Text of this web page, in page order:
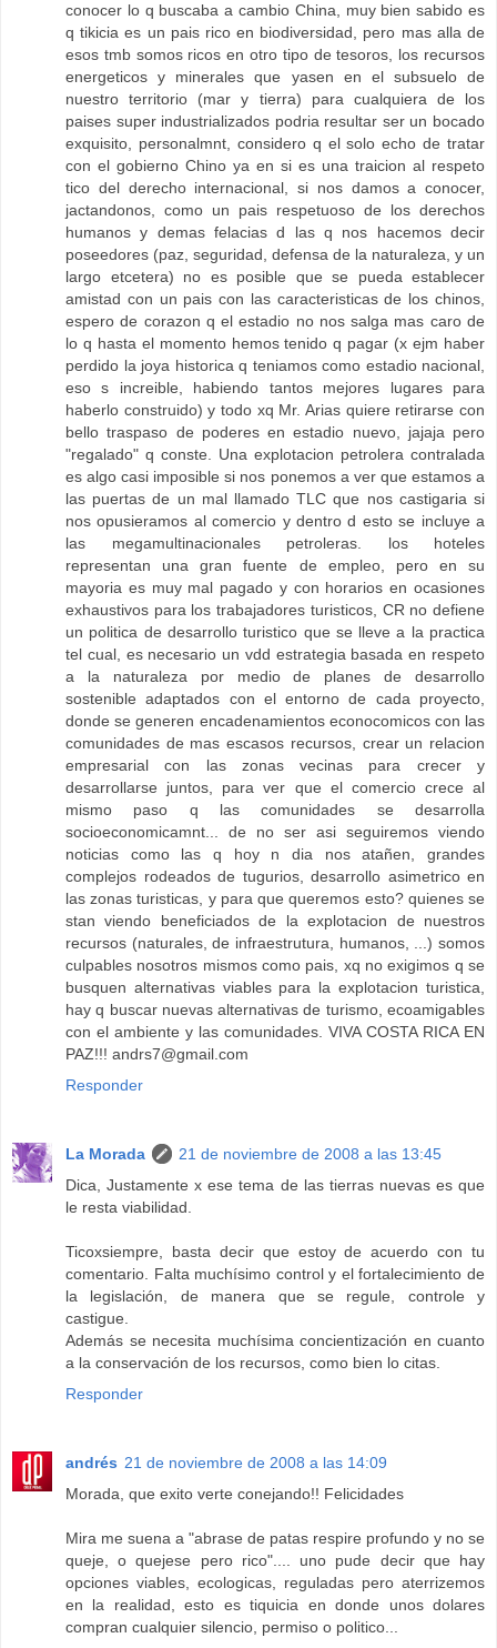
conocer lo q buscaba a cambio China, muy bien sabido es
q tikicia es un pais rico en biodiversidad, pero mas alla de
esos tmb somos ricos en otro tipo de tesoros, los recursos
energeticos y minerales que yasen en el subsuelo de
nuestro territorio (mar y tierra) para cualquiera de los
paises super industrializados podria resultar ser un bocado
exquisito, personalmnt, considero q el solo echo de tratar
con el gobierno Chino ya en si es una traicion al respeto
tico del derecho internacional, si nos damos a conocer,
jactandonos, como un pais respetuoso de los derechos
humanos y demas felacias d las q nos hacemos decir
poseedores (paz, seguridad, defensa de la naturaleza, y un
largo etcetera) no es posible que se pueda establecer
amistad con un pais con las caracteristicas de los chinos,
espero de corazon q el estadio no nos salga mas caro de
lo q hasta el momento hemos tenido q pagar (x ejm haber
perdido la joya historica q teniamos como estadio nacional,
eso s increible, habiendo tantos mejores lugares para
haberlo construido) y todo xq Mr. Arias quiere retirarse con
bello traspaso de poderes en estadio nuevo, jajaja pero
"regalado" q conste. Una explotacion petrolera contralada
es algo casi imposible si nos ponemos a ver que estamos a
las puertas de un mal llamado TLC que nos castigaria si
nos opusieramos al comercio y dentro d esto se incluye a
las megamultinacionales petroleras. los hoteles
representan una gran fuente de empleo, pero en su
mayoria es muy mal pagado y con horarios en ocasiones
exhaustivos para los trabajadores turisticos, CR no defiene
un politica de desarrollo turistico que se lleve a la practica
tel cual, es necesario un vdd estrategia basada en respeto
a la naturaleza por medio de planes de desarrollo
sostenible adaptados con el entorno de cada proyecto,
donde se generen encadenamientos econocomicos con las
comunidades de mas escasos recursos, crear un relacion
empresarial con las zonas vecinas para crecer y
desarrollarse juntos, para ver que el comercio crece al
mismo paso q las comunidades se desarrolla
socioeconomicamnt... de no ser asi seguiremos viendo
noticias como las q hoy n dia nos atañen, grandes
complejos rodeados de tugurios, desarrollo asimetrico en
las zonas turisticas, y para que queremos esto? quienes se
stan viendo beneficiados de la explotacion de nuestros
recursos (naturales, de infraestrutura, humanos, ...) somos
culpables nosotros mismos como pais, xq no exigimos q se
busquen alternativas viables para la explotacion turistica,
hay q buscar nuevas alternativas de turismo, ecoamigables
con el ambiente y las comunidades. VIVA COSTA RICA EN
PAZ!!! andrs7@gmail.com
Responder
La Morada
21 de noviembre de 2008 a las 13:45
Dica, Justamente x ese tema de las tierras nuevas es que
le resta viabilidad.
Ticoxsiempre, basta decir que estoy de acuerdo con tu
comentario. Falta muchísimo control y el fortalecimiento de
la legislación, de manera que se regule, controle y
castigue.
Además se necesita muchísima concientización en cuanto
a la conservación de los recursos, como bien lo citas.
Responder
andrés 21 de noviembre de 2008 a las 14:09
Morada, que exito verte conejando!! Felicidades
Mira me suena a "abrase de patas respire profundo y no se
queje, o quejese pero rico".... uno pude decir que hay
opciones viables, ecologicas, reguladas pero aterrizemos
en la realidad, esto es tiquicia en donde unos dolares
compran cualquier silencio, permiso o politico...